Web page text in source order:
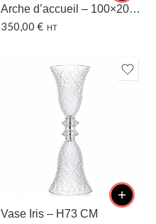
Arche d’accueil – 100×200 CM
350,00 € HT
Vase Iris – H73 CM